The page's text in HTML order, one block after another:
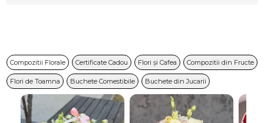
Compozitii Florale Certificate Cadou Flori și Cafea Compozitii din Fructe
Flori de Toamna Buchete Comestibile Buchete din Jucarii